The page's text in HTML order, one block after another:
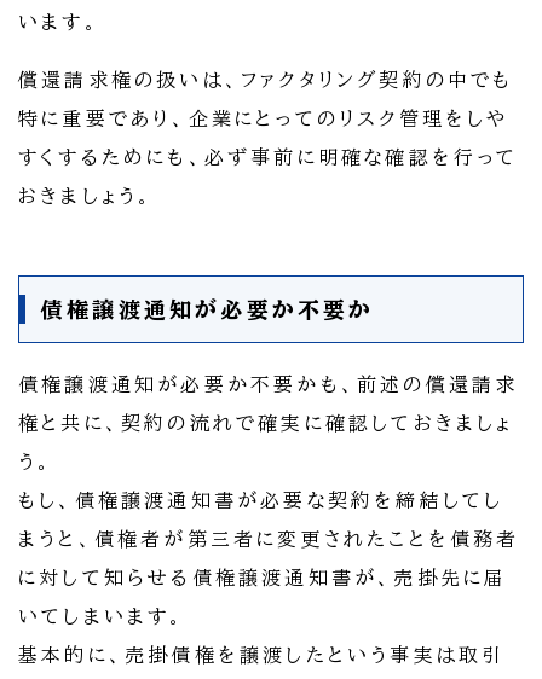
います。
償還請求権の扱いは、ファクタリング契約の中でも
特に重要であり、企業にとってのリスク管理をしや
すくするためにも、必ず事前に明確な確認を行って
おきましょう。
債権譲渡通知が必要か不要か
債権譲渡通知が必要か不要かも、前述の償還請求
権と共に、契約の流れで確実に確認しておきましょ
う。
もし、債権譲渡通知書が必要な契約を締結してし
まうと、債権者が第三者に変更されたことを債務者
に対して知らせる債権譲渡通知書が、売掛先に届
いてしまいます。
基本的に、売掛債権を譲渡したという事実は取引